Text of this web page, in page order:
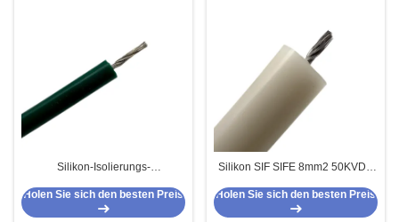
Silikon-Isolierungs-
UL3239
Holen Sie sich den besten Preis
Silikon SIF SIFE 8mm2 50KVDC
UL3239
Holen Sie sich den besten Preis